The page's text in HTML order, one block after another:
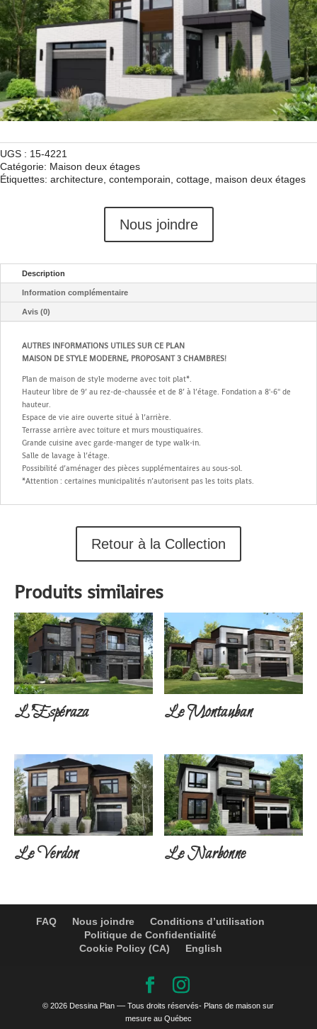
UGS : 15-4221
Catégorie: Maison deux étages
Étiquettes: architecture contemporain cottage maison deux étages
Nous joindre
Description
Information complémentaire
Avis (0)
AUTRES INFORMATIONS UTILES SUR CE PLAN
MAISON DE STYLE MODERNE, PROPOSANT 3 CHAMBRES!
Plan de maison de style moderne avec toit plat*.
Hauteur libre de 9’ au rez-de-chaussée et de 8’ à l’étage. Fondation a 8'-6'' de
hauteur.
Espace de vie aire ouverte situé à l’arrière.
Terrasse arrière avec toiture et murs moustiquaires.
Grande cuisine avec garde-manger de type walk-in.
Salle de lavage à l’étage.
Possibilité d’aménager des pièces supplémentaires au sous-sol.
*Attention : certaines municipalités n’autorisent pas les toits plats.
Retour à la Collection
Produits similaires
L’Espéraza Le Montauban
Le Verdon Le Narbonne
FAQ Nous joindre
Conditions d’utilisation
Politique de Confidentialité
Cookie Policy (CA)
English
© 2026 Dessina Plan –– Tous droits réservés- Plans de maison sur
mesure au Québec